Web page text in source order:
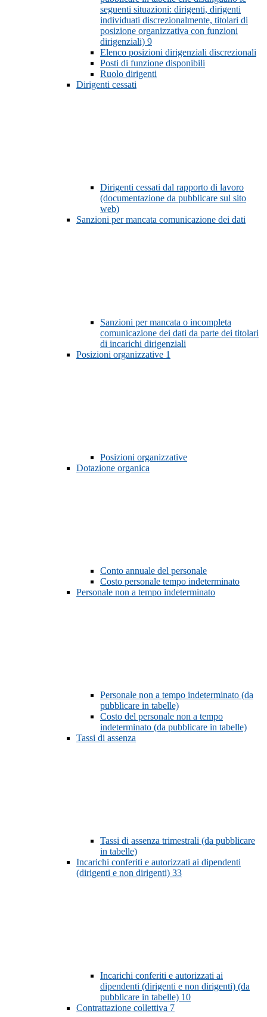
seguenti situazioni: dirigenti, dirigenti
individuati discrezionalmente, titolari di
posizione organizzativa con funzioni
dirigenziali) 9
Elenco posizioni dirigenziali discrezionali
Posti di funzione disponibili
Ruolo dirigenti
Dirigenti cessati
Dirigenti cessati dal rapporto di lavoro
(documentazione da pubblicare sul sito
web)
Sanzioni per mancata comunicazione dei dati
Sanzioni per mancata o incompleta
comunicazione dei dati da parte dei titolari
di incarichi dirigenziali
Posizioni organizzative 1
Posizioni organizzative
Dotazione organica
Conto annuale del personale
Costo personale tempo indeterminato
Personale non a tempo indeterminato
Personale non a tempo indeterminato (da
pubblicare in tabelle)
Costo del personale non a tempo
indeterminato (da pubblicare in tabelle)
Tassi di assenza
Tassi di assenza trimestrali (da pubblicare
in tabelle)
Incarichi conferiti e autorizzati ai dipendenti
(dirigenti e non dirigenti) 33
Incarichi conferiti e autorizzati ai
dipendenti (dirigenti e non dirigenti) (da
pubblicare in tabelle) 10
Contrattazione collettiva 7